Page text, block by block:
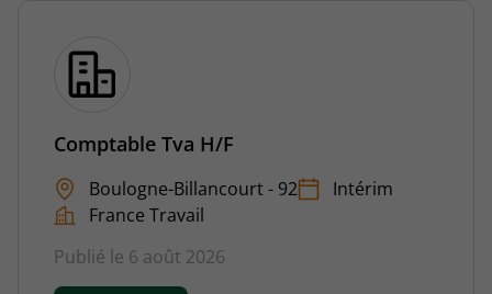
Comptable Tva H/F
Boulogne-Billancourt - 92
Intérim
France Travail
Publié le 6 août 2026